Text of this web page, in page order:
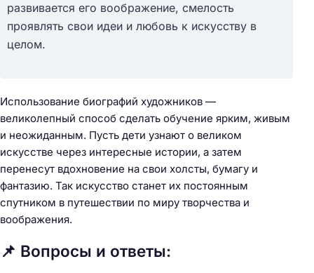
развивается его воображение, смелость
проявлять свои идеи и любовь к искусству в
целом.
Использование биографий художников —
великолепный способ сделать обучение ярким, живым
и неожиданным. Пусть дети узнают о великом
искусстве через интересные истории, а затем
перенесут вдохновение на свои холсты, бумагу и
фантазию. Так искусство станет их постоянным
спутником в путешествии по миру творчества и
воображения.
📌 Вопросы и ответы: